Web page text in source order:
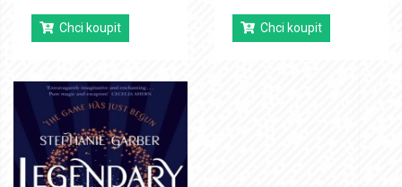
Chci koupit Chci koupit